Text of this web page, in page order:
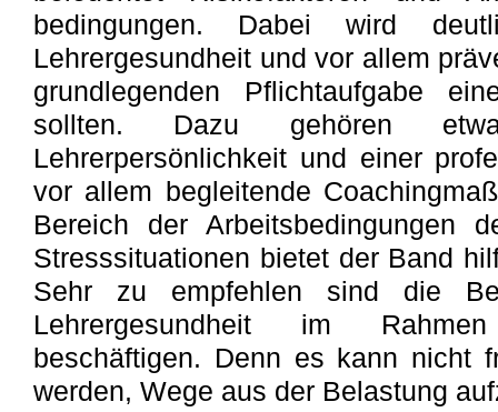
bedingungen. Dabei wird
Lehrergesundheit und vor allem
grundlegenden Pflichtaufgabe
sollten. Dazu gehören
Lehrerpersönlichkeit und einer
vor allem begleitende
Bereich der Arbeitsbedingungen
Stresssituationen bietet der Band
Sehr zu empfehlen sind die
Lehrergesundheit im
beschäftigen. Denn es kann nicht
werden, Wege aus der Belastung